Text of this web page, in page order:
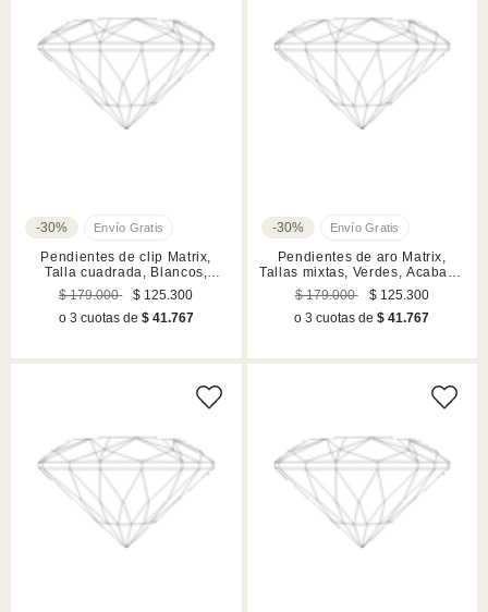
-30%
Pendientes de clip Matrix,
Talla cuadrada, Blancos,
Acabado en rodio
$ 179.000
$ 125.300
o 3 cuotas de $ 41.767
-30%
Pendientes de aro Matrix,
Tallas mixtas, Verdes, Acabado
en rodio
$ 179.000
$ 125.300
o 3 cuotas de$ 41.767